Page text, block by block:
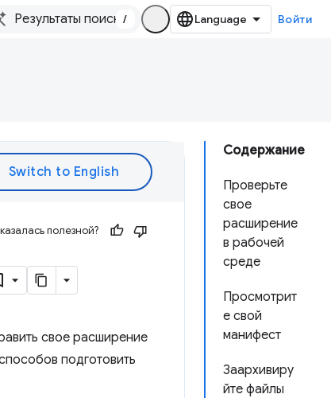
/ Войти
Содержание
Проверьте
свое
расширение
в рабочей
среде
Просмотрит
е свой
манифест
Заархивиру
йте файлы
полезной?
свое расширение
подготовить